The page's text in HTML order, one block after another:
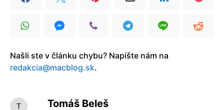
Našli ste v článku chybu? Napíšte nám na
redakcia@macblog.sk.
Tomáš Beleš